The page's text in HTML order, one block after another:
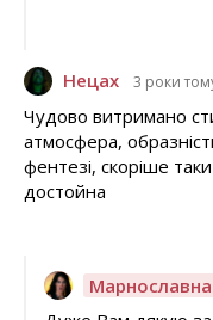
Нецах 3 роки
Чудово витримано
атмосфера,
фентезі, скоріше
достойна
Марнославна